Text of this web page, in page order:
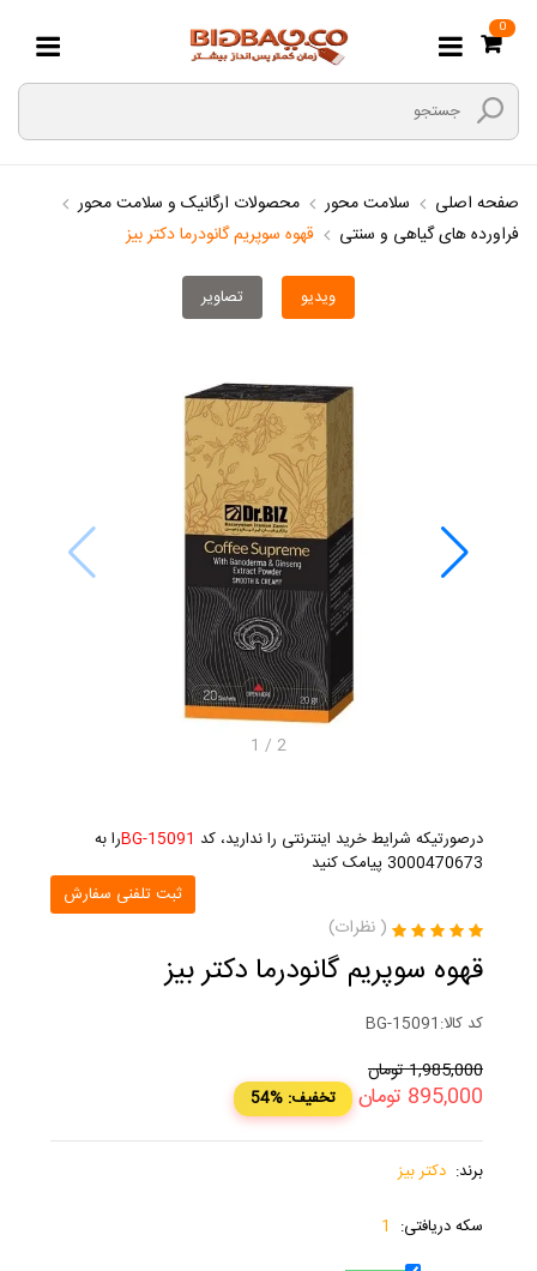
0
صفحه اصلی سلامت محور
محصولات ارگانیک و سلامت محور
فراورده های گیاهی و سنتی
قهوه سوپریم گانودرما دکتر بیز
تصاویر ویدیو
1 / 2
درصورتیکه شرایط خرید اینترنتی را ندارید، کد BG-15091را به
3000470673 پیامک کنید
ثبت تلفنی سفارش
( نظرات)
قهوه سوپریم گانودرما دکتر بیز
کد کالا:BG-15091
1,985,000تومان
895,000 تومان 54% :تخفیف
برند: دکتر بیز
سکه دریافتی: 1